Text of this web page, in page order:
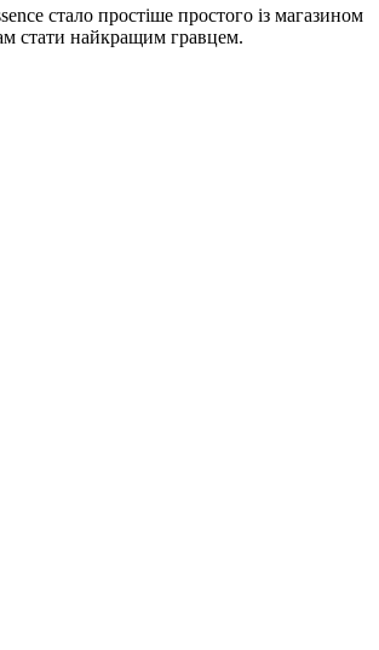
стало простіше простого із магазином
стати найкращим гравцем.​